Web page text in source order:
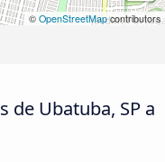
© OpenStreetMapcontributors
de Ubatuba, SP a